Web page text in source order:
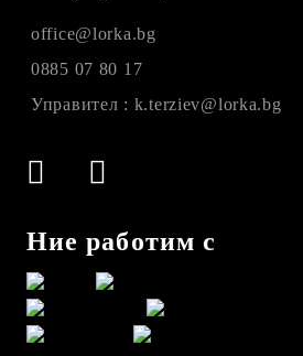
office@lorka.bg
0885 07 80 17
Управител : k.terziev@lorka.bg
Ние работим с